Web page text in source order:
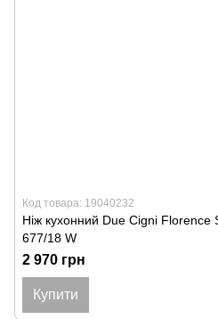
Код товара: 19040232
Ніж кухонний Due Cigni
677/18 W
2 970 грн
Купити